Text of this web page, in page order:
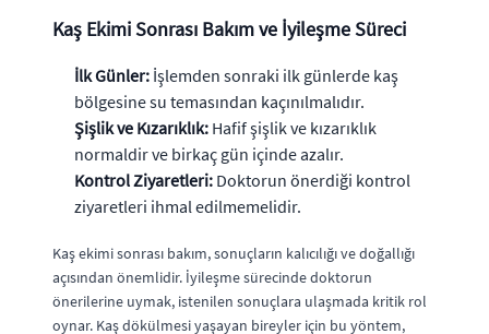
Kaş Ekimi Sonrası Bakım ve İyileşme Süreci
İlk Günler: İşlemden sonraki ilk günlerde kaş
bölgesine su temasından kaçınılmalıdır.
Şişlik ve Kızarıklık: Hafif şişlik ve kızarıklık
normaldir ve birkaç gün içinde azalır.
Kontrol Ziyaretleri: Doktorun önerdiği kontrol
ziyaretleri ihmal edilmemelidir.
Kaş ekimi sonrası bakım, sonuçların kalıcılığı ve doğallığı
açısından önemlidir. İyileşme sürecinde doktorun
önerilerine uymak, istenilen sonuçlara ulaşmada kritik rol
oynar. Kaş dökülmesi yaşayan bireyler için bu yöntem,